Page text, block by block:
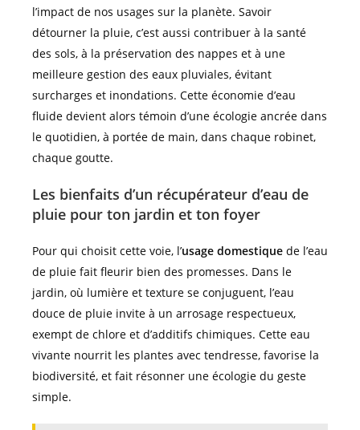
l’impact de nos usages sur la planète. Savoir
détourner la pluie, c’est aussi contribuer à la santé
des sols, à la préservation des nappes et à une
meilleure gestion des eaux pluviales, évitant
surcharges et inondations. Cette économie d’eau
fluide devient alors témoin d’une écologie ancrée dans
le quotidien, à portée de main, dans chaque robinet,
chaque goutte.
Les bienfaits d’un récupérateur d’eau de
pluie pour ton jardin et ton foyer
Pour qui choisit cette voie, l’usage domestique de l’eau
de pluie fait fleurir bien des promesses. Dans le
jardin, où lumière et texture se conjuguent, l’eau
douce de pluie invite à un arrosage respectueux,
exempt de chlore et d’additifs chimiques. Cette eau
vivante nourrit les plantes avec tendresse, favorise la
biodiversité, et fait résonner une écologie du geste
simple.